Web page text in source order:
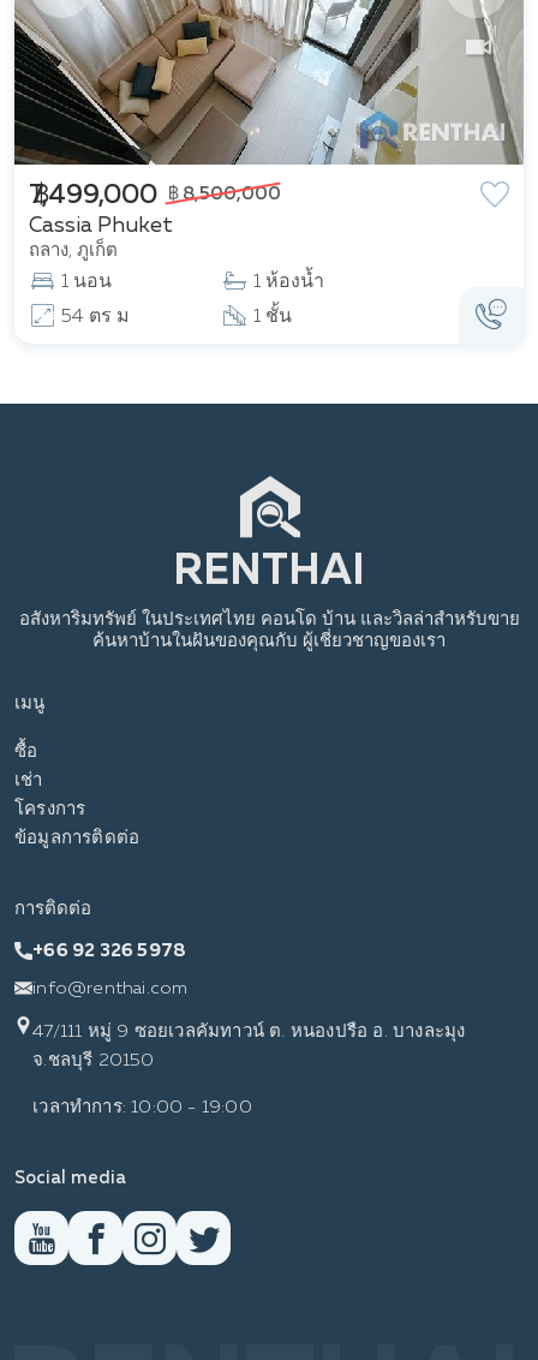
Cassia Phuket
ถลาง, ภูเก็ต
฿ 7,499,000 ฿ 8,500,000
1 นอน
1 ห้องน้ำ
54 ตร ม
1 ชั้น
เมนู
ซื้อ
เช่า
โครงการ
ข้อมูลการติดต่อ
อสังหาริมทรัพย์ ในประเทศไทย คอนโด บ้าน และวิลล่าสำหรับขาย
ค้นหาบ้านในฝันของคุณกับ ผู้เชี่ยวชาญของเรา
การติดต่อ
+66 92 326 5978
info@renthai.com
47/111 หมู่ 9 ซอยเวลคัมทาวน์ ต. หนองปรือ อ. บางละมุง
จ.ชลบุรี 20150
เวลาทำการ: 10:00 - 19:00
Social media